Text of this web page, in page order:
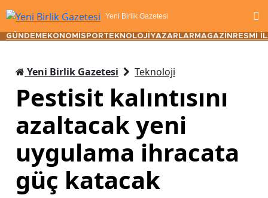
Yeni Birlik Gazetesi
GÜNDEM EKONOMİ SPORTEKNOLOJİ YAZARLAR MAGAZİN RESMİ
Yeni Birlik Gazetesi Teknoloji
Pestisit kalıntısını
azaltacak yeni
uygulama ihracata
güç katacak